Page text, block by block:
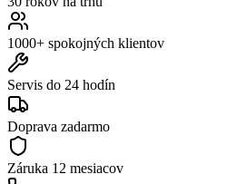
1000+ spokojných klientov
Servis do 24 hodín
Doprava zadarmo
Záruka 12 mesiacov